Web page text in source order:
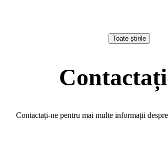
Toate știrile
Contactați-ne pentru mai multe informații